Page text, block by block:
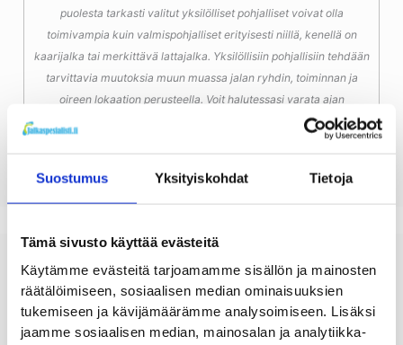
Suostumus Yksityiskohdat Tietoja
Tämä sivusto käyttää evästeitä
Käytämme evästeitä tarjoamamme sisällön ja mainosten
räätälöimiseen, sosiaalisen median ominaisuuksien
tukemiseen ja kävijämäärämme analysoimiseen. Lisäksi
jaamme sosiaalisen median, mainosalan ja analytiikka-
puolesta tarkasti valitut yksilölliset pohjalliset voivat olla
toimivampia kuin valmispohjalliset erityisesti niillä, kenellä on
kaarijalka tai merkittävä lattajalka. Yksilöllisiin pohjallisiin tehdään
tarvittavia muutoksia muun muassa jalan ryhdin, toiminnan ja
oireen lokaation perusteella. Voit halutessasi varata ajan
yksilöllisten tukipohjallisten tekoon asiantuntijallamme Mehiläinen
Plantaarifaskiittiin suunnitelluissa valmispohjallisissa
on sellaisia rakenteeseen ja materiaaleihin liittyviä
ominaisuuksia, että ne auttavat erittäin tehokkaasti
kuntoutujia. Esimerkiksi erään tutkimuksen mukaan